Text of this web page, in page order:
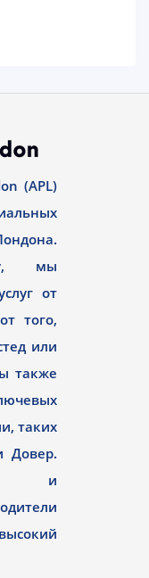
(APL)
мы
от
того,
или
также
таких
Довер.
и